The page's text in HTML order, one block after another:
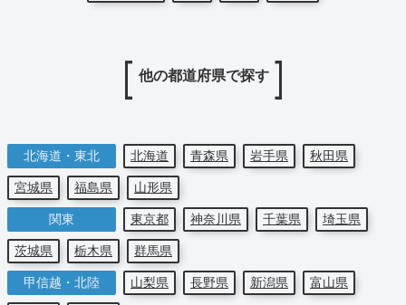
他の都道府県で探す
北海道・東北 北海道 青森県 岩手県
秋田県
宮城県
福島県
山形県
関東
東京都 神奈川県 千葉県
埼玉県
茨城県
栃木県
群馬県
甲信越・北陸
山梨県 長野県 新潟県
富山県